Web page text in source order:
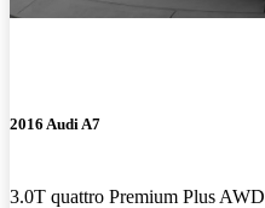
2016 Audi A7
3.0T quattro Premium Plus AWD